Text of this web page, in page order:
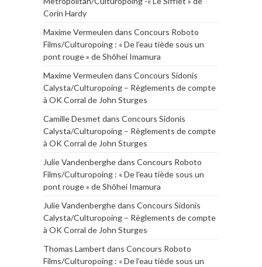
Corin Hardy
Maxime Vermeulen dans Concours Roboto
Films/Culturopoing : « De l’eau tiède sous un
pont rouge » de Shōhei Imamura
Maxime Vermeulen dans Concours Sidonis
Calysta/Culturopoing – Règlements de compte
à OK Corral de John Sturges
Camille Desmet dans Concours Sidonis
Calysta/Culturopoing – Règlements de compte
à OK Corral de John Sturges
Julie Vandenberghedans Concours Roboto
Films/Culturopoing : « De l’eau tiède sous un
pont rouge » de Shōhei Imamura
Julie Vandenberghedans Concours Sidonis
Calysta/Culturopoing – Règlements de compte
à OK Corral de John Sturges
Thomas Lambert dans Concours Roboto
Films/Culturopoing : « De l’eau tiède sous un